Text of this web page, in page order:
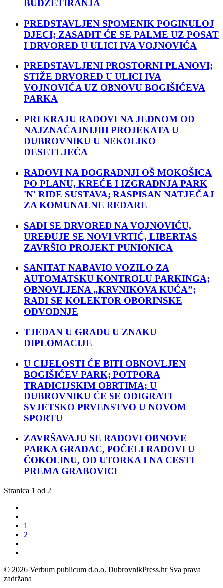
BUDŽETIRANJA
PREDSTAVLJEN SPOMENIK POGINULOJ
DJECI; ZASADIT ĆE SE PALME UZ POSAT
I DRVORED U ULICI IVA VOJNOVIĆA
PREDSTAVLJENI PROSTORNI PLANOVI;
STIŽE DRVORED U ULICI IVA
VOJNOVIĆA UZ OBNOVU BOGIŠIĆEVA
PARKA
PRI KRAJU RADOVI NA JEDNOM OD
NAJZNAČAJNIJIH PROJEKATA U
DUBROVNIKU U NEKOLIKO
DESETLJEĆA
RADOVI NA DOGRADNJI OŠ MOKOŠICA
PO PLANU, KREĆE I IZGRADNJA PARK
'N' RIDE SUSTAVA; RASPISAN NATJEČAJ
ZA KOMUNALNE REDARE
SADI SE DRVORED NA VOJNOVIĆU,
UREĐUJE SE NOVI VRTIĆ, LIBERTAS
ZAVRŠIO PROJEKT PUNIONICA
SANITAT NABAVIO VOZILO ZA
AUTOMATSKU KONTROLU PARKINGA;
OBNOVLJENA „KRVNIKOVA KUĆA”;
RADI SE KOLEKTOR OBORINSKE
ODVODNJE
TJEDAN U GRADU U ZNAKU
DIPLOMACIJE
U CIJELOSTI ĆE BITI OBNOVLJEN
BOGIŠIĆEV PARK; POTPORA
TRADICIJSKIM OBRTIMA; U
DUBROVNIKU ĆE SE ODIGRATI
SVJETSKO PRVENSTVO U NOVOM
SPORTU
ZAVRŠAVAJU SE RADOVI OBNOVE
PARKA GRADAC, POČELI RADOVI U
ČOKOLINU, OD UTORKA I NA CESTI
PREMA GRABOVICI
Stranica 1 od 2
1
2
© 2026 Verbum publicum d.o.o. DubrovnikPress.hr Sva prava
zadržana